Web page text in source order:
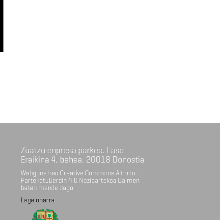
Zuatzu enpresa parkea. Easo
Eraikina 4, behea. 20018 Donostia
Webgune hau Creative Commons Aitortu-
PartekatuBerdin 4.0 Nazioartekoa Baimen
baten mende dago.
Lege oharra